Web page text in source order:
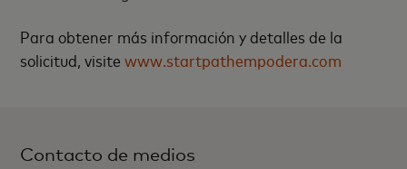
Para obtener más información y detalles de la
solicitud, visitewww.startpathempodera.com
Contacto de medios